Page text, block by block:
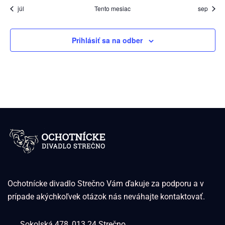
júl Tento mesiac sep
Prihlásiť sa na odber
Ochotnícke divadlo Strečno Vám ďakuje za podporu a v
prípade akýchkoľvek otázok nás neváhajte kontaktovať.